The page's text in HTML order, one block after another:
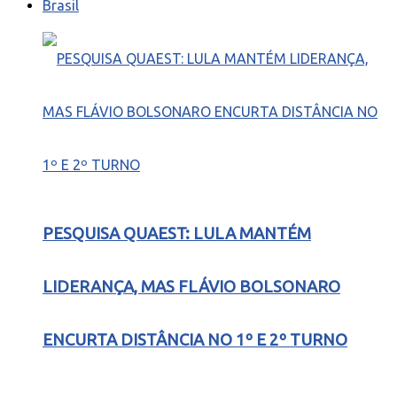
Brasil
PESQUISA QUAEST: LULA MANTÉM
LIDERANÇA, MAS FLÁVIO BOLSONARO
ENCURTA DISTÂNCIA NO 1º E 2º TURNO